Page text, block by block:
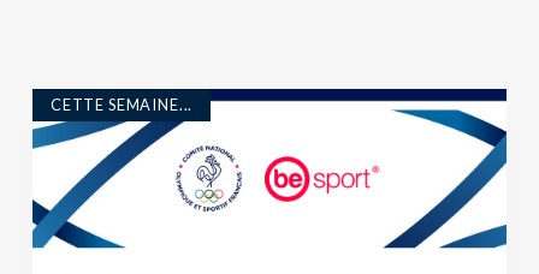
CETTE SEMAINE...